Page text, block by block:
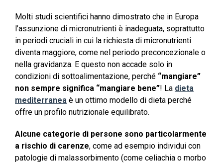
Molti studi scientifici hanno dimostrato che in Europa
l’assunzione di micronutrienti è inadeguata, soprattutto
in periodi cruciali in cui la richiesta di micronutrienti
diventa maggiore, come nel periodo preconcezionale o
nella gravidanza. E questo non accade solo in
condizioni di sottoalimentazione, perché “mangiare”
non sempre significa “mangiare bene”! La dieta
mediterranea è un ottimo modello di dieta perché
offre un profilo nutrizionale equilibrato.
Alcune categorie di persone sono particolarmente
a rischio di carenze, come ad esempio individui con
patologie di malassorbimento (come celiachia o morbo